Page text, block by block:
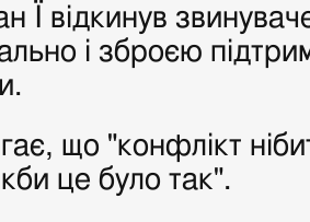
Ї відкинув
і зброєю
що "конфлікт
це було так".